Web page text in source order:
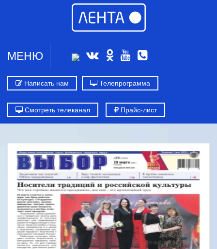
МЕНЮ
Написать нам Телепрограмма
Смотреть телеканал Прайс-лист